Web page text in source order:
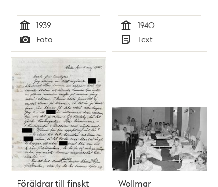
Tid
1939
Typ
Foto Tid
1940
Typ
Text
Föräldrar till finskt Wollmar